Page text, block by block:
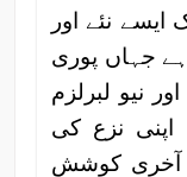
ایسے نئے اور
جہاں پوری
نیو لبرلزم
اپنی نزع کی
آخری کوشش